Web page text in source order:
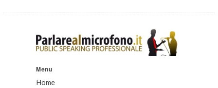
Menu
Home